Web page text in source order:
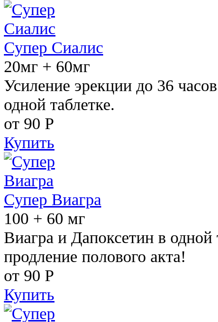
Супер Сиалис
20мг + 60мг
Усиление эрекции до 36
одной таблетке.
от 90 Р
Купить
Супер Виагра
100 + 60 мг
Виагра и Дапоксетин в одной
продление полового акта!
от 90 Р
Купить